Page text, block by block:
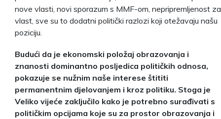
nove vlasti, novi sporazum s MMF-om, nepripremljenost za
vlast, sve su to dodatni politički razlozi koji otežavaju našu
poziciju.
Budući da je ekonomski položaj obrazovanja i
znanosti dominantno posljedica političkih odnosa,
pokazuje se nužnim naše interese štititi
permanentnim djelovanjem i kroz politiku. Stoga je
Veliko vijeće zaključilo kako je potrebno surađivati s
političkim opcijama koje su za prostor obrazovanja i